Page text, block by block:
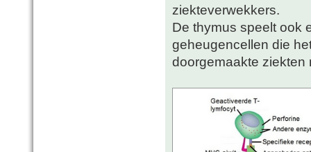
ziekteverwekkers.
De thymus speelt ook
geheugencellen die
doorgemaakte ziekten